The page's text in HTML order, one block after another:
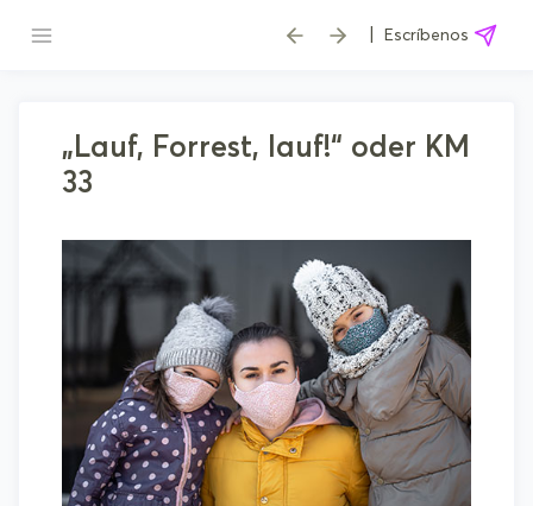
Escríbenos
„Lauf, Forrest, lauf!“ oder KM
33